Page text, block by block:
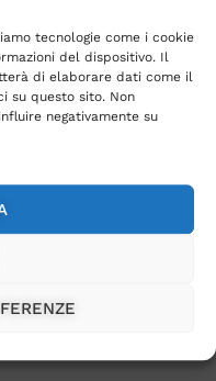
tecnologie come i cookie
del dispositivo. Il
di elaborare dati come il
su questo sito. Non
negativamente su